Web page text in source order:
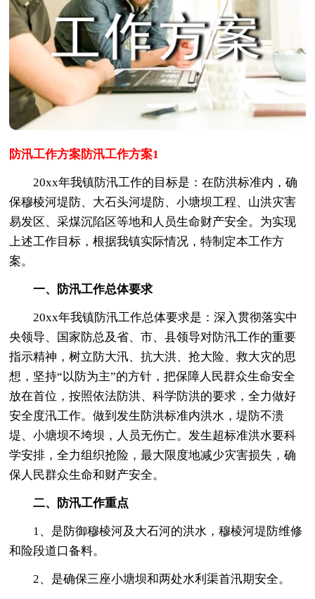
防汛工作方案防汛工作方案1
20xx年我镇防汛工作的目标是：在防洪标准内，确
保穆棱河堤防、大石头河堤防、小塘坝工程、山洪灾害
易发区、采煤沉陷区等地和人员生命财产安全。为实现
上述工作目标，根据我镇实际情况，特制定本工作方
案。
一、防汛工作总体要求
20xx年我镇防汛工作总体要求是：深入贯彻落实中
央领导、国家防总及省、市、县领导对防汛工作的重要
指示精神，树立防大汛、抗大洪、抢大险、救大灾的思
想，坚持“以防为主”的方针，把保障人民群众生命安全
放在首位，按照依法防洪、科学防洪的要求，全力做好
安全度汛工作。做到发生防洪标准内洪水，堤防不溃
堤、小塘坝不垮坝，人员无伤亡。发生超标准洪水要科
学安排，全力组织抢险，最大限度地减少灾害损失，确
保人民群众生命和财产安全。
二、防汛工作重点
1、是防御穆棱河及大石河的洪水，穆棱河堤防维修
和险段道口备料。
2、是确保三座小塘坝和两处水利渠首汛期安全。